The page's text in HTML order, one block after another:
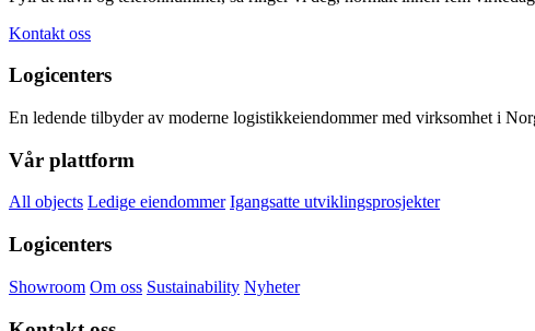
Kontakt oss
Logicenters
En ledende tilbyder av moderne logistikkeiendommer med virksomhet i
Vår plattform
All objects Ledige eiendommer Igangsatte utviklingsprosjekter
Logicenters
Showroom Om oss Sustainability Nyheter